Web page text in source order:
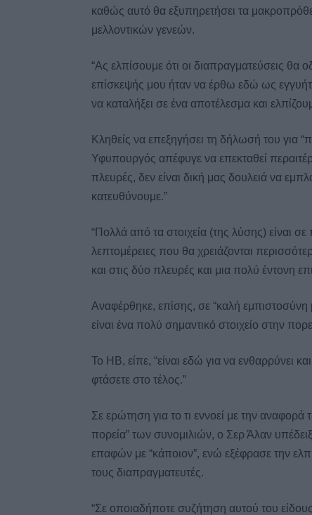
καθώς αυτό θα εξυπηρετήσει τα
μελλοντικών γενεών.
“Ας ελπίσουμε ότι οι διαπραγματεύσεις
επίσκεψής μου ήταν να έρθω εδώ ως
να καταλήξει σε ένα αποτέλεσμα και
Κληθείς να επεξηγήσει τη δήλωσή του για
Υφυπουργός απέφυγε να επεκταθεί
πλευρές, δεν είναι δική μας δουλειά να
κατευθύνουμε.”
“Πολλά από τα στοιχεία (της λύσης) είναι
λεπτομέρειες που θα χρειάζονται
και στις δύο πλευρές και μια πολύ έντονη
Αναφέρθηκε, επίσης, σε “καλή
είναι ένα πολύ σημαντικό στοιχείο στην
Το ΗΒ, είπε, “είναι εδώ για να ενθαρρύνει
φτάσετε στο τέλος.”
Σε ερώτηση για το τι εννοεί με την
πορεία” των συνομιλιών, ο Σερ Άλαν
επαφών με “κάποιον”, ενώ εξέφρασε την
τους διαπραγματευτές.
“Σε οποιαδήποτε συζήτηση αυτού του